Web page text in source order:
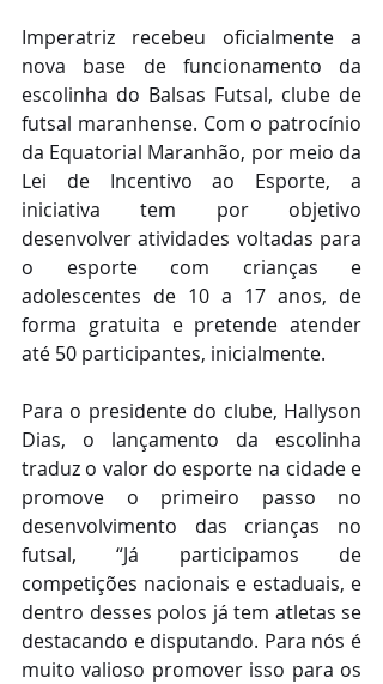
Imperatriz recebeu oficialmente a
nova base de funcionamento da
escolinha do Balsas Futsal, clube de
futsal maranhense. Com o patrocínio
da Equatorial Maranhão, por meio da
Lei de Incentivo ao Esporte, a
iniciativa tem por objetivo
desenvolver atividades voltadas para
o esporte com crianças e
adolescentes de 10 a 17 anos, de
forma gratuita e pretende atender
até 50 participantes, inicialmente.
Para o presidente do clube, Hallyson
Dias, o lançamento da escolinha
traduz o valor do esporte na cidade e
promove o primeiro passo no
desenvolvimento das crianças no
futsal, “Já participamos de
competições nacionais e estaduais, e
dentro desses polos já tem atletas se
destacando e disputando. Para nós é
muito valioso promover isso para os